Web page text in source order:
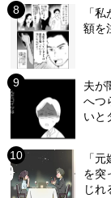
「
額を
夫が
へつ
いと
「
を突
じれ